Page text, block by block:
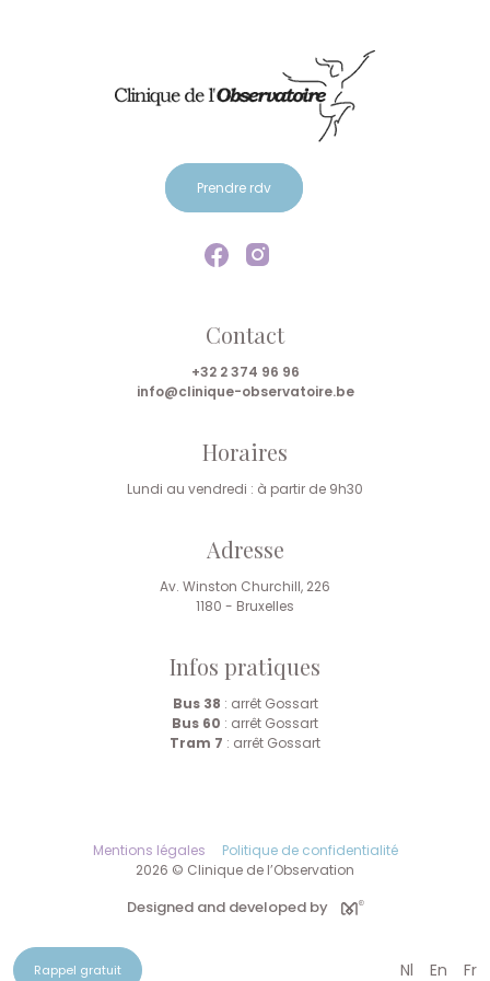
Rappel gratuit Nl En Fr
Prendre rdv
Contact
+32 2 374 96 96
info@clinique-observatoire.be
Horaires
Lundi au vendredi : à partir de 9h30
Adresse
Av. Winston Churchill, 226
1180 - Bruxelles
Infos pratiques
Bus 38 : arrêt Gossart
Bus 60 : arrêt Gossart
Tram 7 : arrêt Gossart
2026 © Clinique de l’Observation
Mentions légales Politique de confidentialité
Designed and developed by